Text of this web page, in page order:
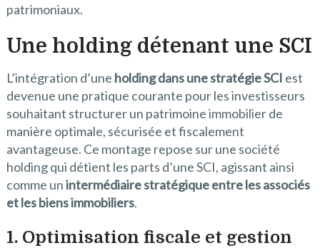
patrimoniaux.
Une holding détenant une SCI
L’intégration d’une holding dans une stratégie SCI est
devenue une pratique courante pour les investisseurs
souhaitant structurer un patrimoine immobilier de
manière optimale, sécurisée et fiscalement
avantageuse. Ce montage repose sur une société
holding qui détient les parts d’une SCI, agissant ainsi
comme unintermédiaire stratégique entre les associés
et les biens immobiliers.
1. Optimisation fiscale et gestion